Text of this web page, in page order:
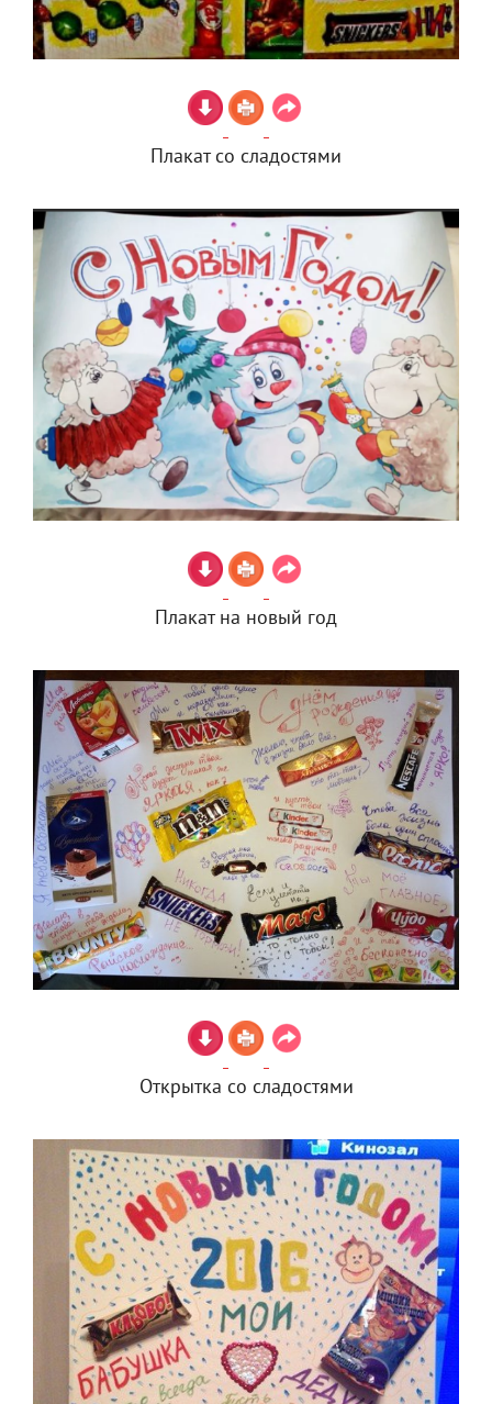
Плакат со сладостями
Плакат на новый год
Открытка со сладостями